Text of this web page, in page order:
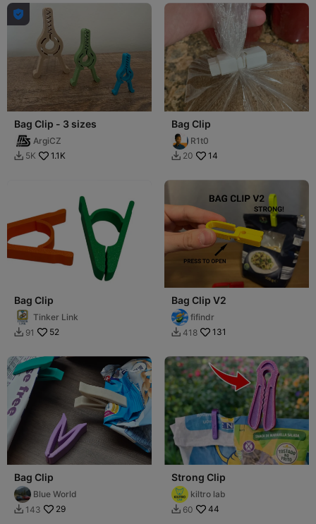

Bag Clip - 3 sizes
ArgiCZ
 5K 1.1K
Bag Clip
R1t0
 20 14
Bag Clip
Tinker Link
 91 52
Bag Clip V2
fifindr
 418 131
Bag Clip
Blue World
 143 29
Strong Clip
kiltro lab
 60 44